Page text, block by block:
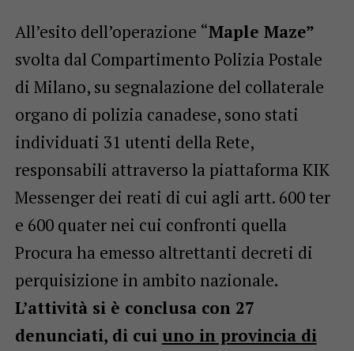
All’esito dell’operazione “Maple Maze”
svolta dal Compartimento Polizia Postale
di Milano, su segnalazione del collaterale
organo di polizia canadese, sono stati
individuati 31 utenti della Rete,
responsabili attraverso la piattaforma KIK
Messenger dei reati di cui agli artt. 600 ter
e 600 quater nei cui confronti quella
Procura ha emesso altrettanti decreti di
perquisizione in ambito nazionale.
L’attività si è conclusa con 27
denunciati, di cui uno in provincia di